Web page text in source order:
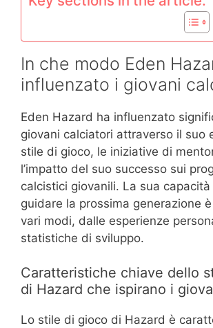
In che modo Eden
influenzato i giovani
Eden Hazard ha influenzato
giovani calciatori attraverso il suo
stile di gioco, le iniziative di
l’impatto del suo successo sui
calcistici giovanili. La sua
guidare la prossima generazione
vari modi, dalle esperienze
statistiche di sviluppo.
Caratteristiche chiave dello
di Hazard che ispirano i
Lo stile di gioco di Hazard è